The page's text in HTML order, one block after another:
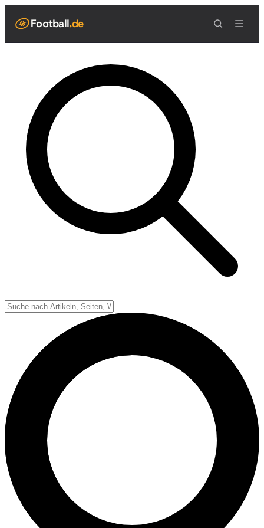
Football.de
Live Scores
Spielplan
Teams
Tabelle
Football Regeln
Punkte & Scoring
Strafen & Fouls
Schiedsrichter
Football Lexikon